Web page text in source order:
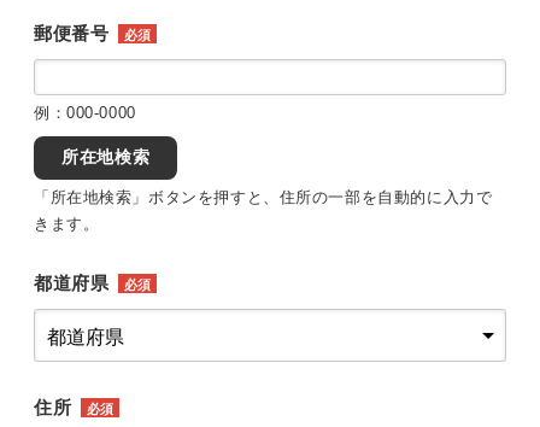
郵便番号 必須
例：000-0000
所在地検索
「所在地検索」ボタンを押すと、住所の一部を自動的に入力で
きます。
都道府県 必須
住所 必須